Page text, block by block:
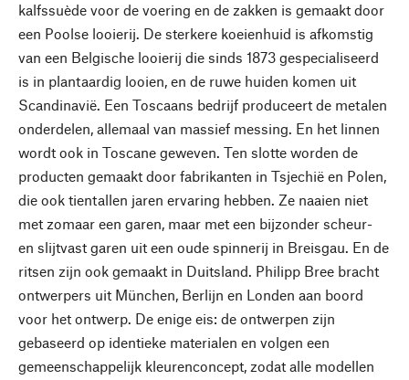
kalfssuède voor de voering en de zakken is gemaakt door
een Poolse looierij. De sterkere koeienhuid is afkomstig
van een Belgische looierij die sinds 1873 gespecialiseerd
is in plantaardig looien, en de ruwe huiden komen uit
Scandinavië. Een Toscaans bedrijf produceert de metalen
onderdelen, allemaal van massief messing. En het linnen
wordt ook in Toscane geweven. Ten slotte worden de
producten gemaakt door fabrikanten in Tsjechië en Polen,
die ook tientallen jaren ervaring hebben. Ze naaien niet
met zomaar een garen, maar met een bijzonder scheur-
en slijtvast garen uit een oude spinnerij in Breisgau. En de
ritsen zijn ook gemaakt in Duitsland. Philipp Bree bracht
ontwerpers uit München, Berlijn en Londen aan boord
voor het ontwerp. De enige eis: de ontwerpen zijn
gebaseerd op identieke materialen en volgen een
gemeenschappelijk kleurenconcept, zodat alle modellen